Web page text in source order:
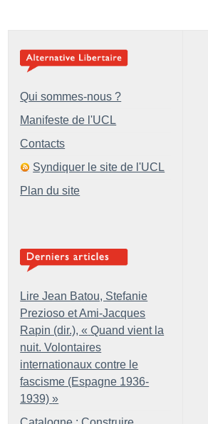
Qui sommes-nous ?
Manifeste de l'UCL
Contacts
Syndiquer le site de l'UCL
Plan du site
Lire Jean Batou, Stefanie
Prezioso et Ami-Jacques
Rapin (dir.), « Quand vient la
nuit. Volontaires
internationaux contre le
fascisme (Espagne 1936-
1939) »